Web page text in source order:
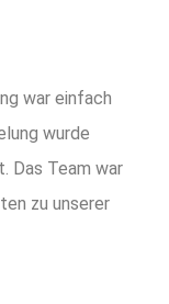
war einfach
wurde
Das Team war
zu unserer